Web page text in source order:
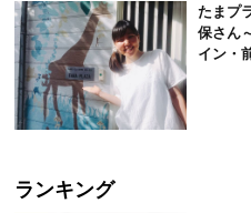
たまプ
保さん
イン・
ランキング